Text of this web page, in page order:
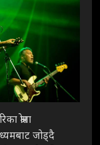
श्रोता
जोड्दै